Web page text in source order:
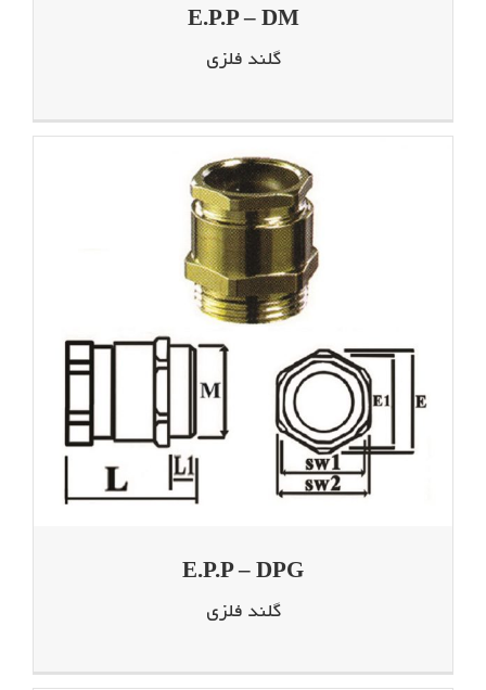
E.P.P – DM
گلند فلزی
E.P.P – DPG
گلند فلزی